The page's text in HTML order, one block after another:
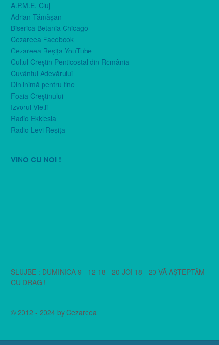
A.P.M.E. Cluj
Adrian Tămăşan
Biserica Betania Chicago
Cezareea Facebook
Cezareea Reşiţa YouTube
Cultul Creştin Penticostal din România
Cuvântul Adevărului
Din inimă pentru tine
Foaia Creştinului
Izvorul Vieţii
Radio Ekklesia
Radio Levi Reşiţa
VINO CU NOI !
SLUJBE : DUMINICA 9 - 12 18 - 20 JOI 18 - 20 VĂ AȘTEPTĂM
CU DRAG !
© 2012 - 2024 by Cezareea